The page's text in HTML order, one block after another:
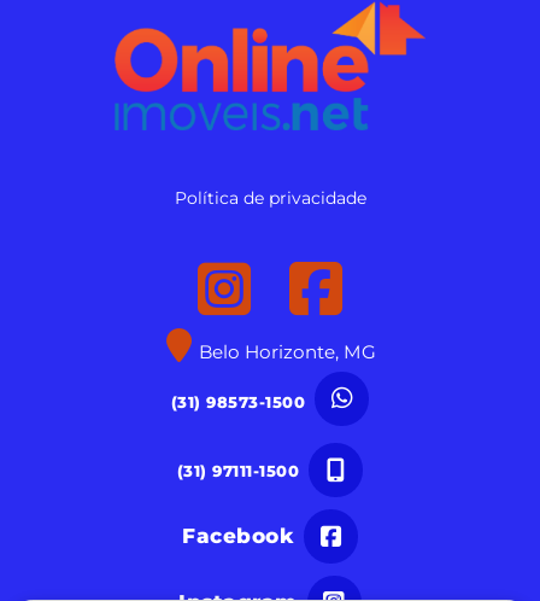
Política de privacidade
Belo Horizonte, MG
(31) 98573-1500
(31) 97111-1500
Facebook